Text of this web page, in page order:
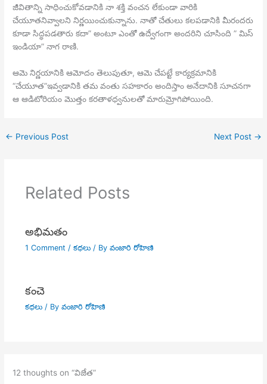
జీవితాన్ని సాధించుకోవడానికి నా శక్తి వంచన లేకుండా వారికి
చేయూతనివ్వాలని నిర్ణయించుకున్నాను. నాతో చేతులు కలపడానికి మీరందరు
కూడా సిద్ధపడతారు కదా” అంటూ ఎంతో ఉద్వేగంగా అందరిని చూసింది ” మిస్
ఇండియా” నాగ రాణి.
ఆమె నిర్ణయానికి ఆమోదం తెలుపుతూ, ఆమె చేపట్టే కార్యక్రమానికి
“చేయూత”ఇవ్వడానికి తమ వంతు సహకారం అందిస్తాం అనేదానికి సూచనగా
ఆ ఆడిటోరియం మొత్తం కరతాళధ్వనులతో మారుమ్రోగిపోయింది.
← Previous Post Next Post →
Related Posts
అభిమతం
1 Comment / కధలు/ By వంజారి రోహిణి
కంచె
కధలు/ By వంజారి రోహిణి
12 thoughts on “విజేత”